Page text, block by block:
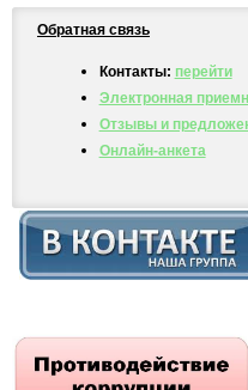
Обратная связь
Контакты: перейти
Электронная
Отзывы и
Онлайн-анкета